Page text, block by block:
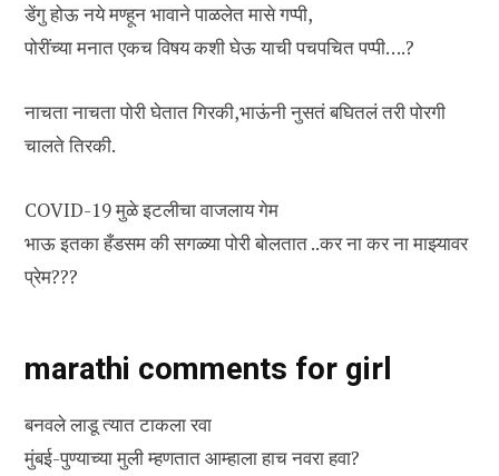
डेंगु होऊ नये मण्हून भावाने पाळलेत मासे गप्पी,
पोरींच्या मनात एकच विषय कशी घेऊ याची पचपचित पप्पी….?
नाचता नाचता पोरी घेतात गिरकी,भाऊंनी नुसतं बघितलं तरी पोरगी
चालते तिरकी.
COVID-19 मुळे इटलीचा वाजलाय गेम
भाऊ इतका हँडसम की सगळ्या पोरी बोलतात ..कर ना कर ना माझ्यावर
प्रेम???
marathi comments for girl
बनवले लाडू त्यात टाकला रवा
मुंबई-पुण्याच्या मुली म्हणतात आम्हाला हाच नवरा हवा?